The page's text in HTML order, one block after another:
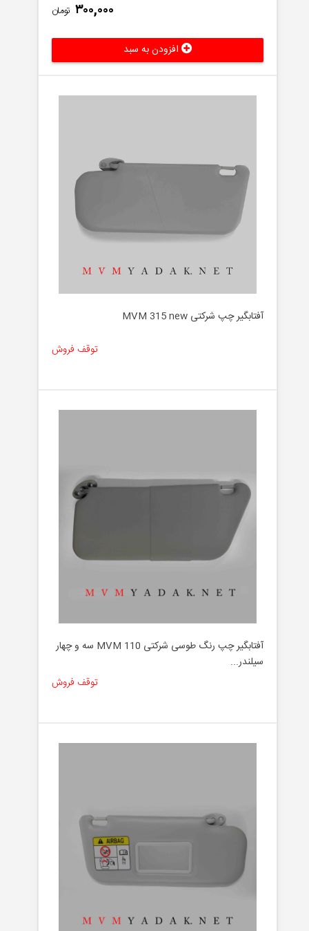
۳۰۰,۰۰۰ تومان
آفتابگیر چپ شرکتی MVM 315 new
توقف فروش
آفتابگیر چپ رنگ طوسی شرکتی MVM 110 سه و چهار
سیلندر...
توقف فروش